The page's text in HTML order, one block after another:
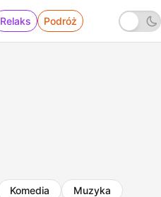
Relaks Podróż
Komedia
Muzyka